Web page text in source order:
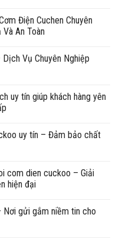
Điện Cuchen Chuyên
An Toàn
Vụ Chuyên Nghiệp
uy tín giúp khách hàng yên
uy tín – Đảm bảo chất
com dien cuckoo – Giải
hiện đại
Nơi gửi gắm niềm tin cho